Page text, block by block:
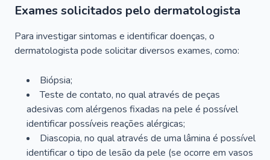
Exames solicitados pelo dermatologista
Para investigar sintomas e identificar doenças, o
dermatologista pode solicitar diversos exames, como:
Biópsia;
Teste de contato, no qual através de peças
adesivas com alérgenos fixadas na pele é possível
identificar possíveis reações alérgicas;
Diascopia, no qual através de uma lâmina é possível
identificar o tipo de lesão da pele (se ocorre em vasos